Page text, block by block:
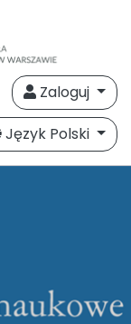
Zaloguj
Język Polski